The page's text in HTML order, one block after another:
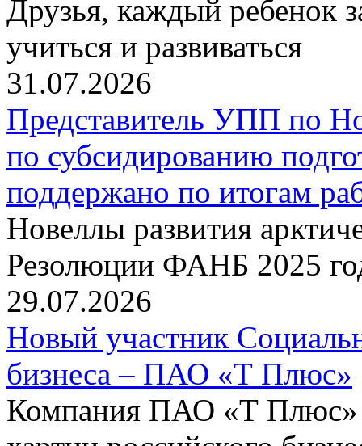
Друзья, каждый ребенок
учиться и развиваться
31.07.2026
Представитель УПП по
по субсидированию
поддержано по итогам
Новеллы развития
Резолюции ФАНБ 2025
29.07.2026
Новый участник
бизнеса – ПАО «Т Плюс»
Компания ПАО «Т Плюс»